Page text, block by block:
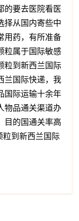
的要去医院看医
择从国内寄些中
用药，有所准备
粒属于国际敏感
粒到新西兰国际
兰国际快递，我
国际运输十余年
物品通关渠道办
目的国通关率高
粒到新西兰国际